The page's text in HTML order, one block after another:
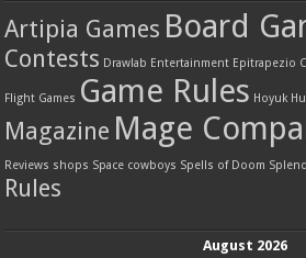
Artipia Games Board
Contests Drawlab Entertainment Epitrapezio
Flight Games Game Rules Hoyuk
Magazine Mage
Reviews shops Space cowboys Spells of Doom
Rules
August 2026